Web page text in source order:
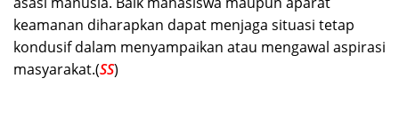
keamanan diharapkan dapat menjaga situasi tetap
kondusif dalam menyampaikan atau mengawal aspirasi
masyarakat.(SS)